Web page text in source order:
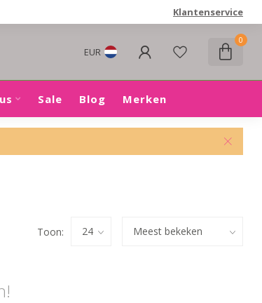
Klantenservice
EUR
0
Sale Blog Merken
Toon: